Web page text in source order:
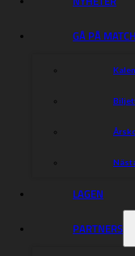
GÅ PÅ MATCH
LAGEN
PARTNERS